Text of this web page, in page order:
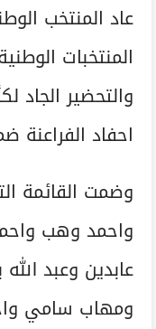
احفاد الفراعنة
واحمد وهب
عابدين وعبد
ومهاب سامي